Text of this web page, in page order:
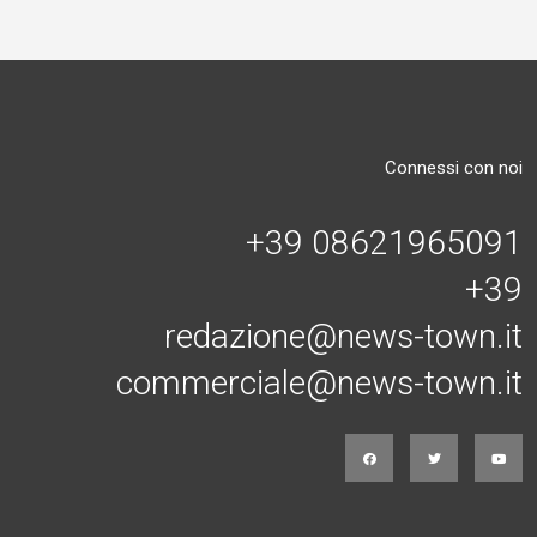
Connessi con noi
+39 08621965091
+39
redazione@news-town.it
commerciale@news-town.it